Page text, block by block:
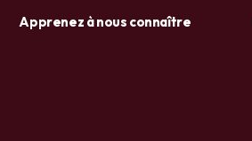
Apprenez à nous connaître